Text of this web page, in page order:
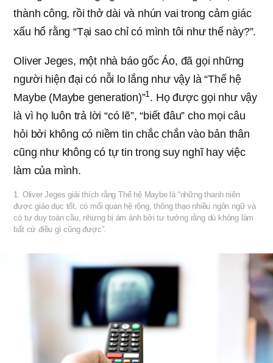
thành công, rồi thở dài và nhún vai trong cảm giác
xấu hổ rằng “Tại sao chỉ có mình tôi như thế này?”.
Oliver Jeges, một nhà báo gốc Áo, đã gọi những
người hiện đại có nỗi lo lắng như vậy là “Thế hệ
Maybe (Maybe generation)”1 . Họ được gọi như vậy
là vì họ luôn trả lời “có lẽ”, “biết đâu” cho mọi câu
hỏi bởi không có niềm tin chắc chắn vào bản thân
cũng như không có tự tin trong suy nghĩ hay việc
làm của mình.
1. Oliver Jeges giải thích rằng Thế hệ Maybe là “những thanh niên
được giáo dục tốt, có mối quan hệ rộng, thông thạo nhiều ngôn ngữ và
có tư duy toàn cầu, nhưng bị ám ảnh bởi tư tưởng rằng dù không làm
bất cứ điều gì cũng được”.